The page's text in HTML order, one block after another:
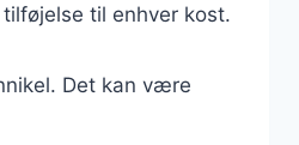
til enhver kost.
Det kan være